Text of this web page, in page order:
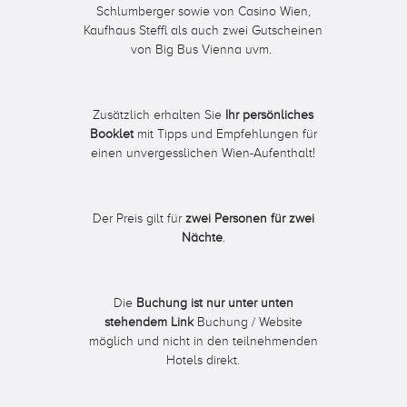
Schlumberger sowie von Casino Wien,
Kaufhaus Steffl als auch zwei Gutscheinen
von Big Bus Vienna uvm.
Zusätzlich erhalten Sie Ihr persönliches
Bookletmit Tipps und Empfehlungen für
einen unvergesslichen Wien-Aufenthalt!
Der Preis gilt fürzwei Personen für zwei
Nächte.
Die Buchung ist nur unter unten
stehendem LinkBuchung / Website
möglich und nicht in den teilnehmenden
Hotels direkt.